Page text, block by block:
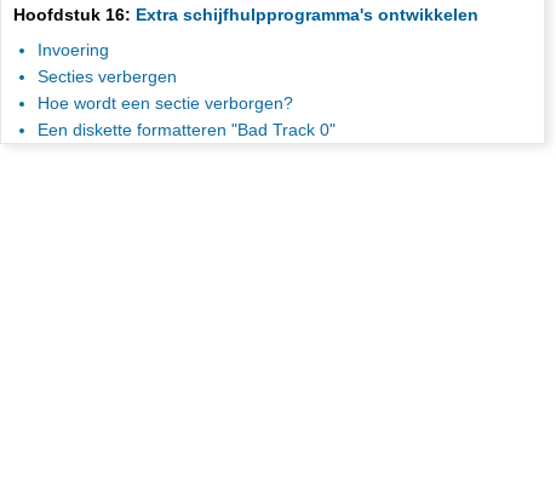
Hoofdstuk 16: Extra schijfhulpprogramma's ontwikkelen
Invoering
Secties verbergen
Hoe wordt een sectie verborgen?
Een diskette formatteren "Bad Track 0"